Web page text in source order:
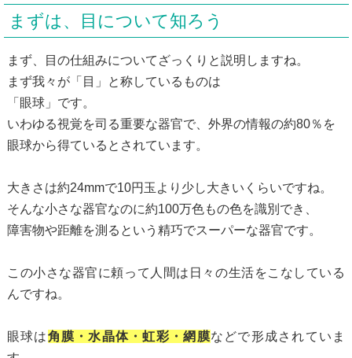
まずは、目について知ろう
まず、目の仕組みについてざっくりと説明しますね。
まず我々が「目」と称しているものは
「眼球」です。
いわゆる視覚を司る重要な器官で、外界の情報の約80％を
眼球から得ているとされています。
大きさは約24mmで10円玉より少し大きいくらいですね。
そんな小さな器官なのに約100万色もの色を識別でき、
障害物や距離を測るという精巧でスーパーな器官です。
この小さな器官に頼って人間は日々の生活をこなしている
んですね。
眼球は角膜・水晶体・虹彩・網膜などで形成されていま